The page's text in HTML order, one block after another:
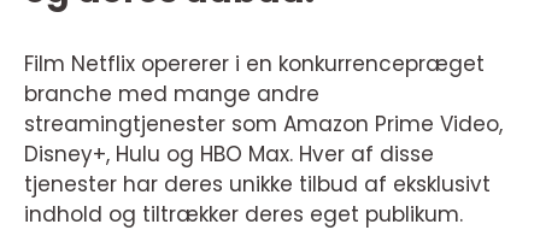
Film Netflix opererer i en konkurrencepræget
branche med mange andre
streamingtjenester som Amazon Prime Video,
Disney+, Hulu og HBO Max. Hver af disse
tjenester har deres unikke tilbud af eksklusivt
indhold og tiltrækker deres eget publikum.